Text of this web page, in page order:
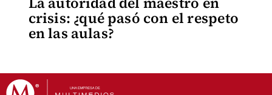
crisis: ¿qué pasó con el respeto
en las aulas?